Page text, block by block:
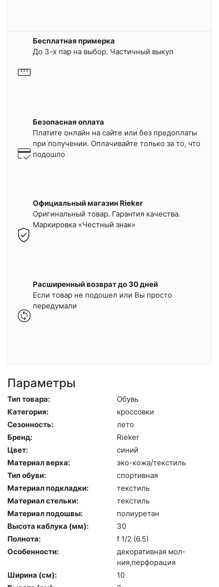
Бесплатная примерка
До 3-х пар на выбор. Частичный выкуп
Безопасная оплата
Платите онлайн на сайте или без предоплаты
при получении. Оплачивайте только за то, что
подошло
Официальный магазин Rieker
Оригинальный товар. Гарантия качества.
Маркировка «Честный знак»
Расширенный возврат до 30 дней
Если товар не подошел или Вы просто
передумали
Параметры
Тип товара:
Обувь
Категория:
крос­совки
Сезонность:
ле­то
Бренд:
Ri­eker
Цвет:
си­ний
Материал верха:
эко-ко­жа/текс­тиль
Тип обуви:
спор­тивная
Материал подкладки:
текс­тиль
Материал стельки:
текс­тиль
Материал подошвы:
по­ли­уре­тан
Высота каблука (мм):
30
Полнота:
f 1/2 (6.5)
Особенности:
де­кора­тив­ная мол­
ния,пер­фо­рация
Ширина (см):
10